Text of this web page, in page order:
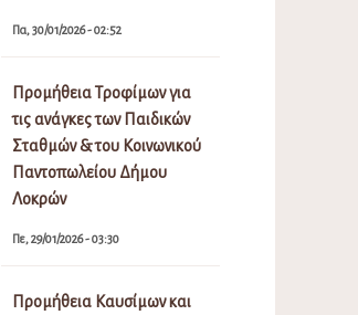
Πα, 30/01/2026 - 02:52
Προμήθεια Τροφίμων για
τις ανάγκες των Παιδικών
Σταθμών & του Κοινωνικού
Παντοπωλείου Δήμου
Λοκρών
Πε, 29/01/2026 - 03:30
Προμήθεια Καυσίμων και